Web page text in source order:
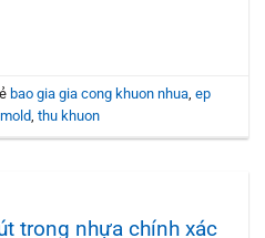
bao gia gia cong khuon nhua,ep
,thu khuon
trong nhựa chính xác